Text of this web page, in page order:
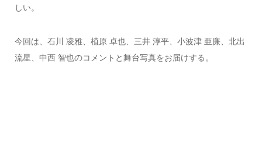
しい。
今回は、石川 凌雅、植原 卓也、三井 淳平、小波津 亜廉、北出
流星、中西 智也のコメントと舞台写真をお届けする。